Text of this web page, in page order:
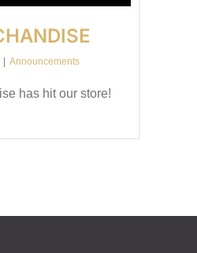
Announcements
has hit our store!